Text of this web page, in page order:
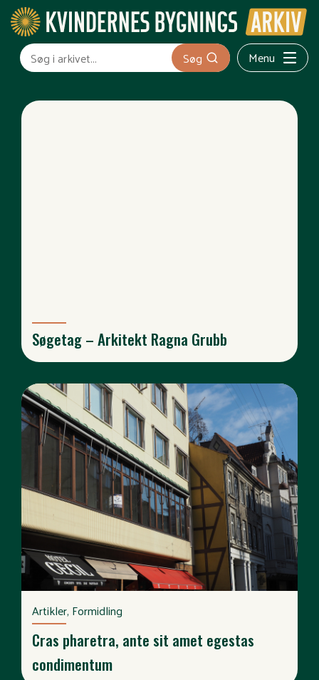
Søg Menu
Søgetag – Arkitekt Ragna Grubb
Artikler, Formidling
Cras pharetra, ante sit amet egestas
condimentum